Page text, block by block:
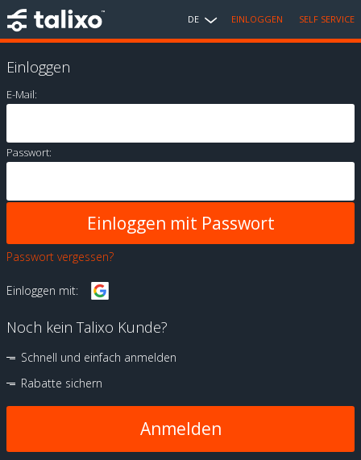
DE EINLOGGEN SELF SERVICE
Einloggen
E-Mail:
Passwort:
Passwort vergessen?
Einloggen mit:
Noch kein Talixo Kunde?
Schnell und einfach anmelden
Rabatte sichern
Anmelden